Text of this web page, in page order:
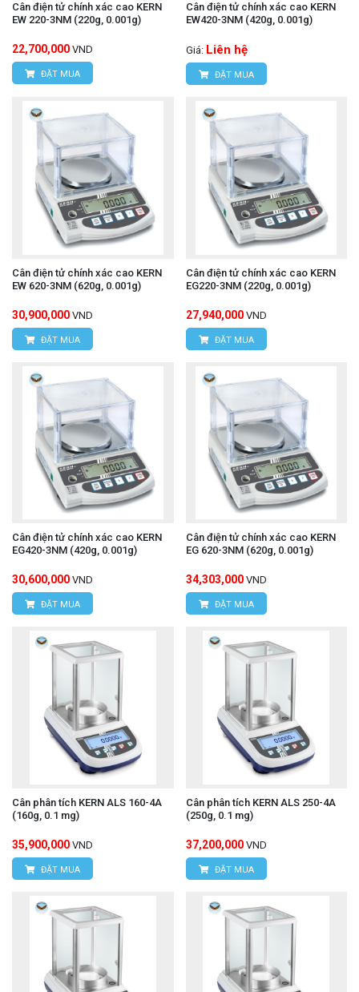
Cân điện tử chính xác cao KERN
EW 220-3NM (220g, 0.001g)
22,700,000 VND
ĐẶT MUA
Cân điện tử chính xác cao KERN
EW420-3NM (420g, 0.001g)
Giá: Liên hệ
ĐẶT MUA
Cân điện tử chính xác cao KERN
EW 620-3NM (620g, 0.001g)
30,900,000 VND
ĐẶT MUA
Cân điện tử chính xác cao KERN
EG220-3NM (220g, 0.001g)
27,940,000 VND
ĐẶT MUA
Cân điện tử chính xác cao KERN
EG420-3NM (420g, 0.001g)
30,600,000 VND
ĐẶT MUA
Cân điện tử chính xác cao KERN
EG 620-3NM (620g, 0.001g)
34,303,000 VND
ĐẶT MUA
Cân phân tích KERN ALS 160-4A
(160g, 0.1 mg)
35,900,000 VND
ĐẶT MUA
Cân phân tích KERN ALS 250-4A
(250g, 0.1 mg)
37,200,000 VND
ĐẶT MUA